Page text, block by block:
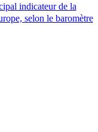
indicateur de la
selon le baromètre